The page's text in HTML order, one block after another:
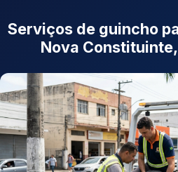
Serviços de guincho
Nova